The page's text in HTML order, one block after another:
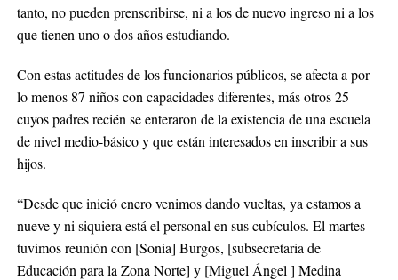
tanto, no pueden prenscribirse, ni a los de nuevo ingreso ni a los
que tienen uno o dos años estudiando.
Con estas actitudes de los funcionarios públicos, se afecta a por
lo menos 87 niños con capacidades diferentes, más otros 25
cuyos padres recién se enteraron de la existencia de una escuela
de nivel medio-básico y que están interesados en inscribir a sus
hijos.
“Desde que inició enero venimos dando vueltas, ya estamos a
nueve y ni siquiera está el personal en sus cubículos. El martes
tuvimos reunión con [Sonia] Burgos, [subsecretaria de
Educación para la Zona Norte] y [Miguel Ángel ] Medina